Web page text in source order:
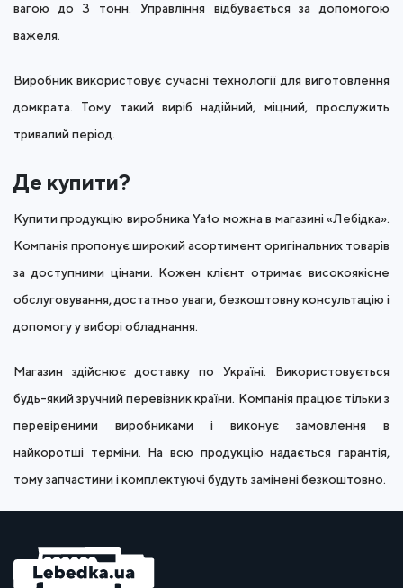
вагою до 3 тонн. Управління відбувається за допомогою
важеля.
Виробник використовує сучасні технології для виготовлення
домкрата. Тому такий виріб надійний, міцний, прослужить
тривалий період.
Де купити?
Купити продукцію виробника Yato можна в магазині «Лебідка».
Компанія пропонує широкий асортимент оригінальних товарів
за доступними цінами. Кожен клієнт отримає високоякісне
обслуговування, достатньо уваги, безкоштовну консультацію і
допомогу у виборі обладнання.
Магазин здійснює доставку по Україні. Використовується
будь-який зручний перевізник країни. Компанія працює тільки з
перевіреними виробниками і виконує замовлення в
найкоротші терміни. На всю продукцію надається гарантія,
тому запчастини і комплектуючі будуть замінені безкоштовно.